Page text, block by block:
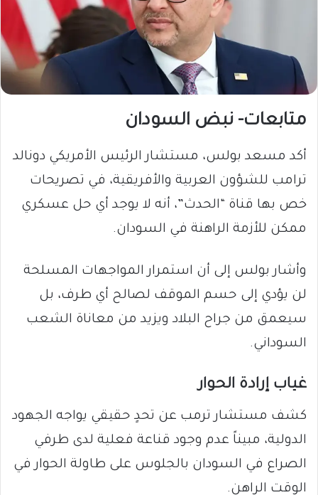
متابعات- نبض السودان
أكد مسعد بولس، مستشار الرئيس الأمريكي دونالد
ترامب للشؤون العربية والأفريقية، في تصريحات
خص بها قناة “الحدث”، أنه لا يوجد أي حل عسكري
ممكن للأزمة الراهنة في السودان.
وأشار بولس إلى أن استمرار المواجهات المسلحة
لن يؤدي إلى حسم الموقف لصالح أي طرف، بل
سيعمق من جراح البلاد ويزيد من معاناة الشعب
السوداني.
غياب إرادة الحوار
كشف مستشار ترمب عن تحدٍ حقيقي يواجه الجهود
الدولية، مبيناً عدم وجود قناعة فعلية لدى طرفي
الصراع في السودان بالجلوس على طاولة الحوار في
الوقت الراهن.